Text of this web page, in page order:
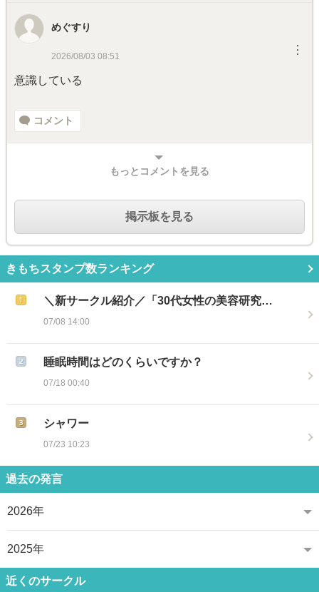
めぐすり
2026/08/03 08:51 ︙
意識している
コメント
もっとコメントを見る
掲示板を見る
きもちスタンプ数ランキング
＼新サークル紹介／「30代女性の美容研究…
07/08 14:00
睡眠時間はどのくらいですか？
07/18 00:40
シャワー
07/23 10:23
過去の発言
2026年
2025年
近くのサークル